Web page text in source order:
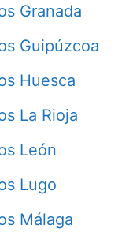
Granada
Guipúzcoa
Huesca
La Rioja
León
Lugo
Málaga